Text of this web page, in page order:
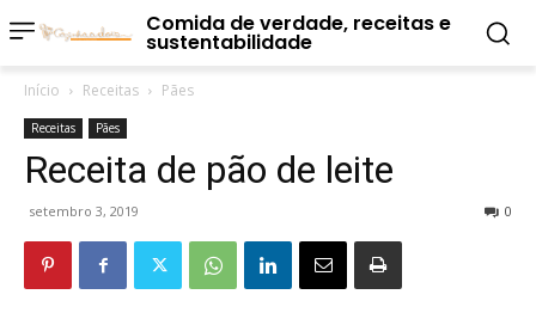
Comida de verdade, receitas e
sustentabilidade
Início Receitas Pães
Receitas Pães
Receita de pão de leite
setembro 3, 2019 0